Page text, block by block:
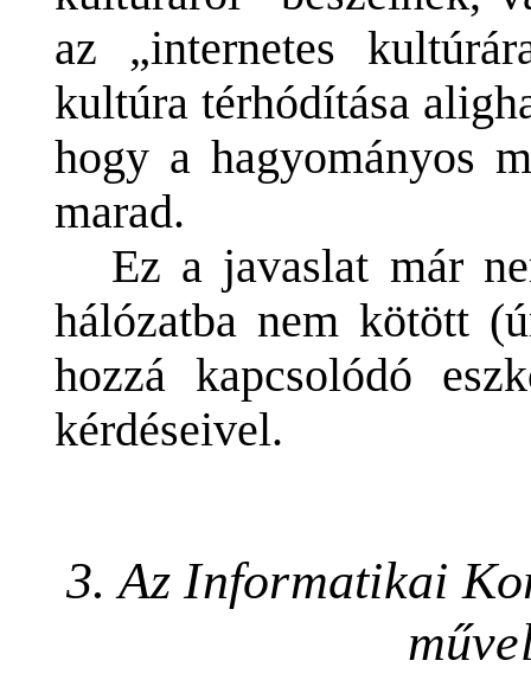
az „internetes
kultúra térhódítása
hogy a hagyományos
marad.
Ez a javaslat már
hálózatba nem kötött
hozzá kapcsolódó
kérdéseivel.
3. Az Informatikai